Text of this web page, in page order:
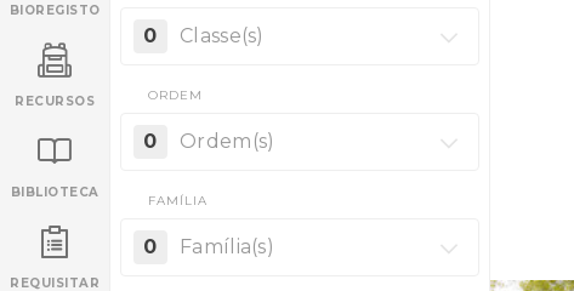
BIOREGISTO
RECURSOS
BIBLIOTECA
REQUISITAR
0 Classe(s)
ORDEM
0 Ordem(s)
FAMÍLIA
0 Família(s)